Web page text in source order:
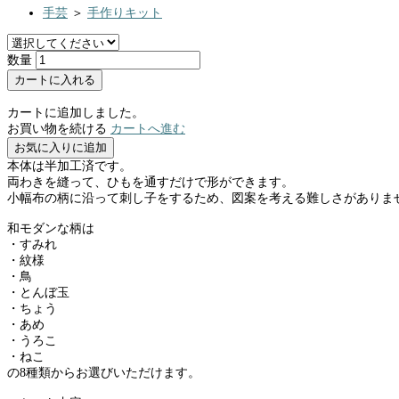
手芸 ＞ 手作りキット
数量
カートに入れる
カートに追加しました。
お買い物を続ける カートへ進む
お気に入りに追加
本体は半加工済です。
両わきを縫って、ひもを通すだけで形ができます。
小幅布の柄に沿って刺し子をするため、図案を考える難しさがありま
和モダンな柄は
・すみれ
・紋様
・鳥
・とんぼ玉
・ちょう
・あめ
・うろこ
・ねこ
の8種類からお選びいただけます。